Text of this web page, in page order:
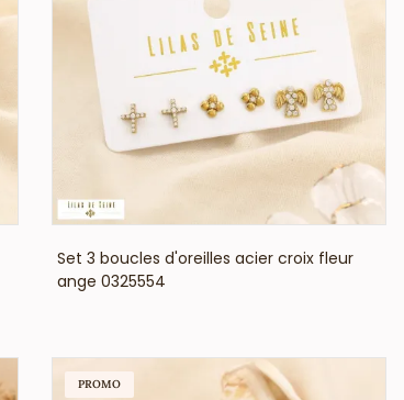
VOIR LE PRIX
Set 3 boucles d'oreilles acier croix fleur
ange 0325554
PROMO